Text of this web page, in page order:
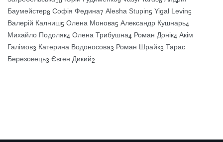
Баумейстер8 Софія Федина7 Alesha Stupin5 Yigal Levin5
Валерій Калниш5 Олена Монова5 Александр Кушнарь4
Михайло Подоляк4 Олена Трибушна4 Роман Донік4 Акім
Галімов3 Катерина Водоносова3 Роман Шрайк3 Тарас
Березовець3 Євген Дикий2